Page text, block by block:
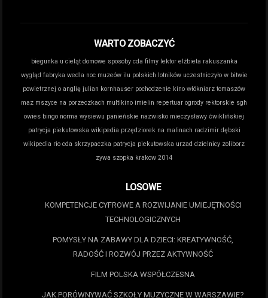
WARTO ZOBACZYĆ
biegunka u cieląt domowe sposoby cda filmy lektor elżbieta rakuszanka
wygląd fabryka wedla noc muzeów ilu polskich lotników uczestniczyło w bitwie
powietrznej o anglię julian kornhauser pochodzenie kino włókniarz tomaszów
maz mszyce na porzeczkach multikino imielin repertuar ogrody rektorskie sgh
owies bingo norma wysiewu panieńskie nazwisko mieczysławy ćwiklińskiej
patrycja piekutowska wikipedia przędziorek na malinach radzimir dębski
wikipedia rio cda skrzypaczka patrycja piekutowska urzad dzielnicy zoliborz
zywa szopka krakow 2014
LOSOWE
KOMPETENCJE CYFROWE A ROZWIJANIE UMIEJĘTNOŚCI
TECHNOLOGICZNYCH
POMYSŁY NA ZABAWY DLA DZIECI: KREATYWNOŚĆ,
RADOŚĆ I ROZWÓJ PRZEZ AKTYWNOŚĆ
FILM POLSKA WSPÓŁCZESNA
JAK PORÓWNYWAĆ SZKOŁY MUZYCZNE W WARSZAWIE?